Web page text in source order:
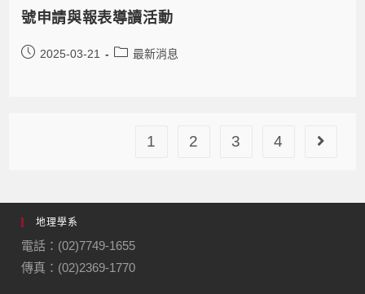
號申請與報表導讀活動
2025-03-21 最新消息
1 2 3 4
地理學系
電話：(02)7749-1655
傳真：(02)2369-1770